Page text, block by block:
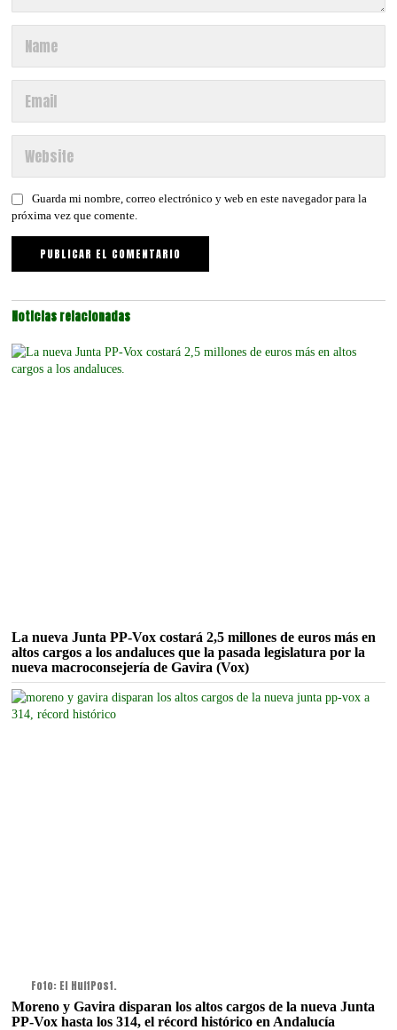
Guarda mi nombre, correo electrónico y web en este navegador para la
próxima vez que comente.
Noticias relacionadas
La nueva Junta PP-Vox costará 2,5 millones de euros más en
altos cargos a los andaluces que la pasada legislatura por la
nueva macroconsejería de Gavira (Vox)
Foto: El HuffPost.
Moreno y Gavira disparan los altos cargos de la nueva Junta
PP-Vox hasta los 314, el récord histórico en Andalucía